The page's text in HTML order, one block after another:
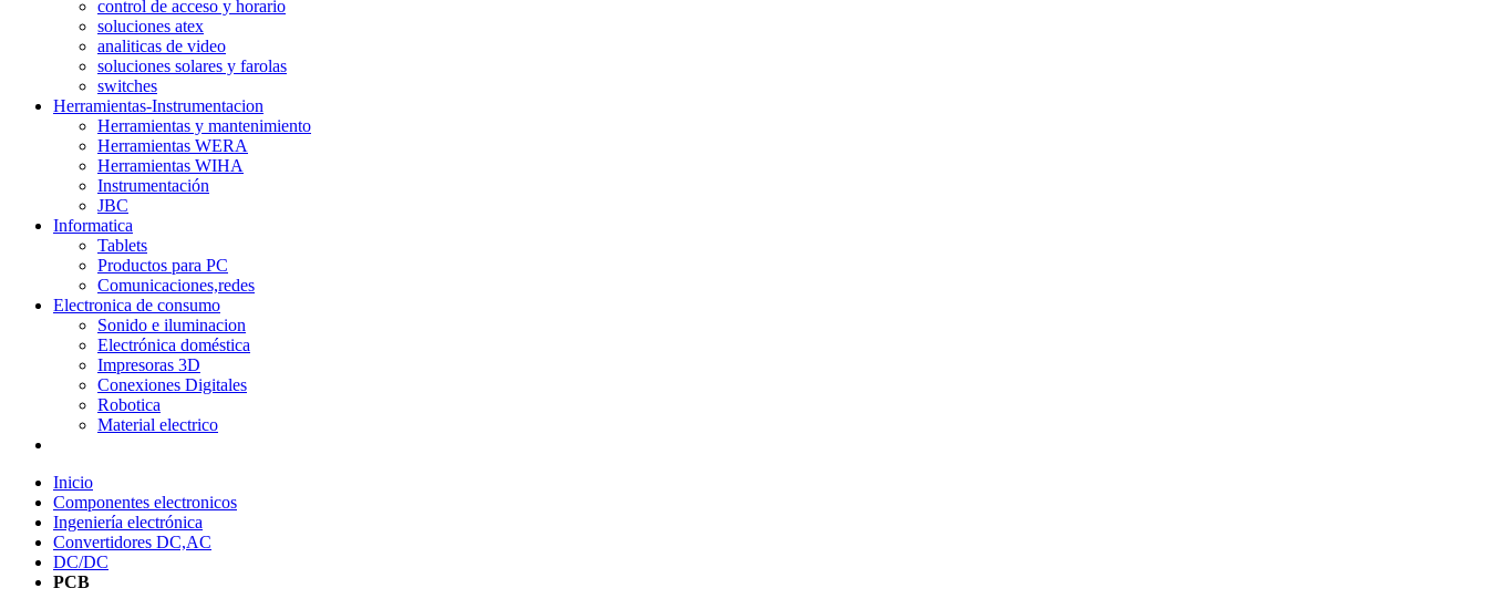
control de acceso y horario
soluciones atex
analiticas de video
soluciones solares y farolas
switches
Herramientas-Instrumentacion
Herramientas y mantenimiento
Herramientas WERA
Herramientas WIHA
Instrumentación
JBC
Informatica
Tablets
Productos para PC
Comunicaciones,redes
Electronica de consumo
Sonido e iluminacion
Electrónica doméstica
Impresoras 3D
Conexiones Digitales
Robotica
Material electrico
Inicio
Componentes electronicos
Ingeniería electrónica
Convertidores DC,AC
DC/DC
PCB